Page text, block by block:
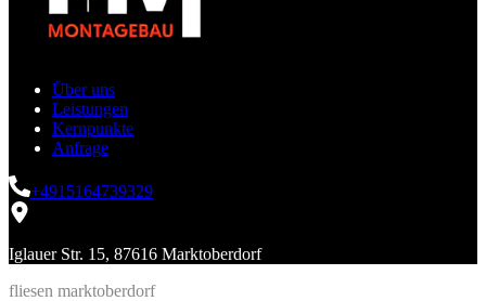
Über uns
Leistungen
Kernpunkte
Anfrage
+4915164739329
Iglauer Str. 15, 87616 Marktoberdorf
fliesen marktoberdorf